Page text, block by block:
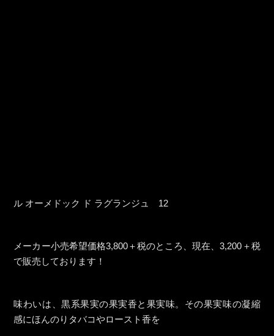
ル オーメドック ド ラグランジュ 12
メーカー小売希望価格3,800＋税のところ、現在、3,200＋税
で販売しております！
味わいは、黒系果実の果実香と果実味。その果実味の凝縮
感にほんのりタバコやロースト香を